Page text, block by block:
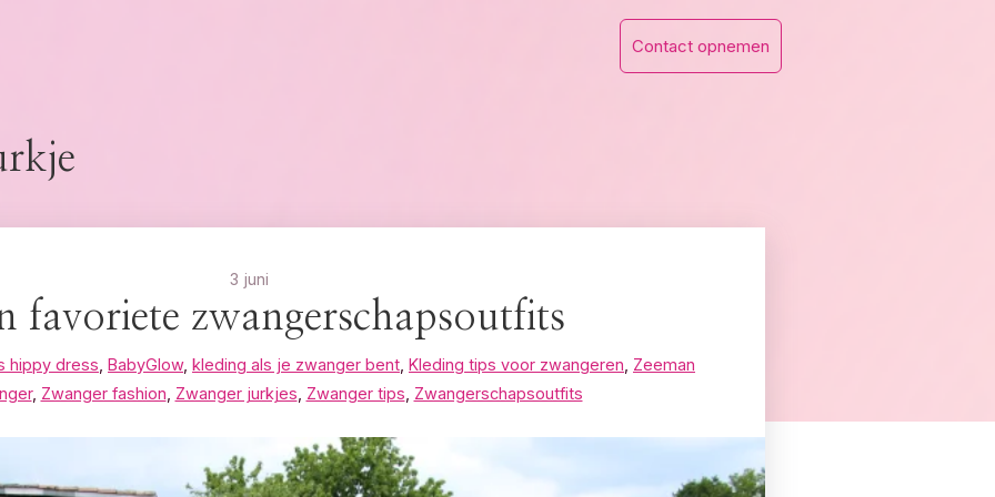
Contact opnemen
3 juni
favoriete zwangerschapsoutfits
hippy dress BabyGlow, kleding als je zwanger bent Kleding tips voor zwangeren Zeeman
, Zwanger fashion Zwanger jurkjes Zwanger tips Zwangerschapsoutfits